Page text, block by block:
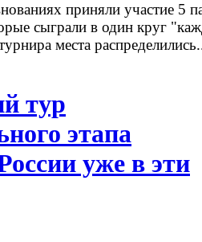
приняли участие 5
сыграли в один круг
места
тур
этапа
уже в эти